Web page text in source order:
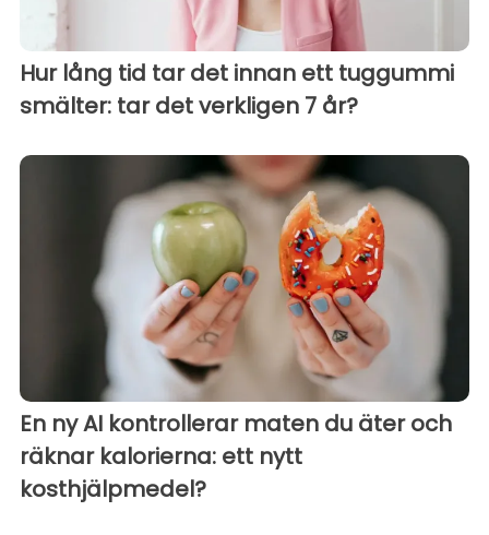
Hur lång tid tar det innan ett tuggummi
smälter: tar det verkligen 7 år?
En ny AI kontrollerar maten du äter och
räknar kalorierna: ett nytt
kosthjälpmedel?